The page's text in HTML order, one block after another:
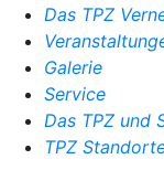
Das TPZ
Galerie
Service
Das TPZ und
TPZ